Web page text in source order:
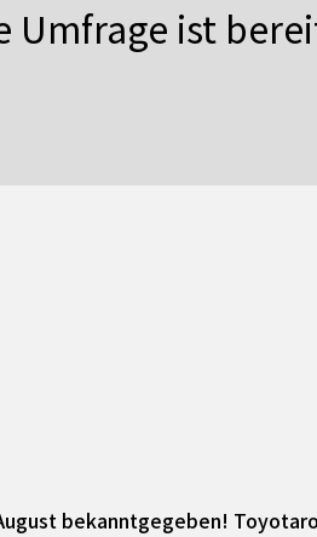
Umfrage ist
bekanntgegeben!